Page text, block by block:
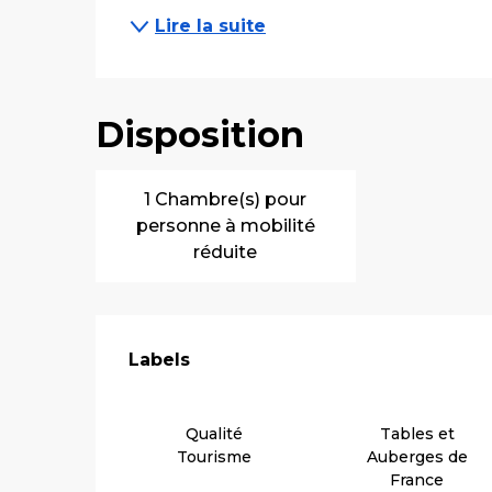
Lire la suite
Disposition
1 Chambre(s) pour
personne à mobilité
réduite
Offres de
Labels
Labels
Qualité
Tourisme
Tables et
Auberges de
France